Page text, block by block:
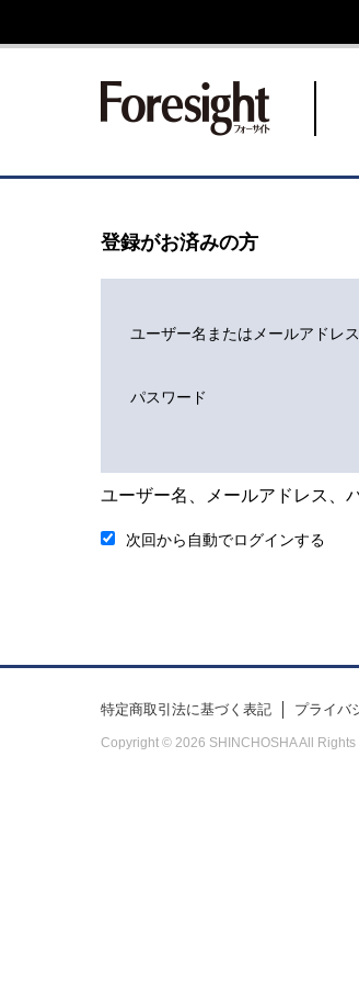
新潮社
登録がお済みの方
ユーザー名またはメールアドレス
パスワード
ユーザー名、メールアドレス、
次回から自動でログインする
特定商取引法に基づく表記 プライバ
Copyright © 2026 SHINCHOSHA All